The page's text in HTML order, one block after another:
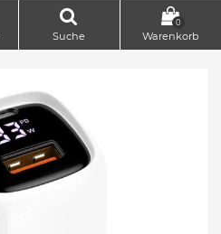
Suche
0
Warenkorb